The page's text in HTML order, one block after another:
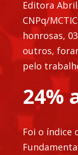
Editora
CNPq/
honrosas,
outros,
pelo
24%
Foi o índice